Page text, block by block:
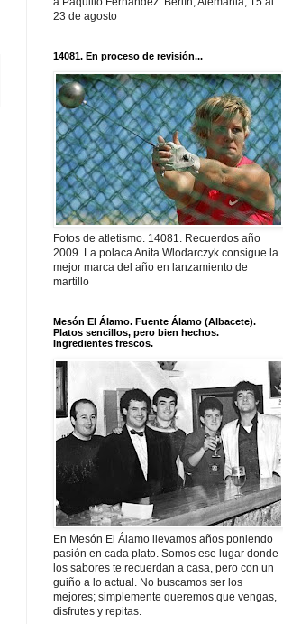
23 de agosto
14081. En proceso de revisión...
Fotos de atletismo. 14081. Recuerdos año
2009. La polaca Anita Wlodarczyk consigue la
mejor marca del año en lanzamiento de
martillo
Mesón El Álamo. Fuente Álamo (Albacete).
Platos sencillos, pero bien hechos.
Ingredientes frescos.
En Mesón El Álamo llevamos años poniendo
pasión en cada plato. Somos ese lugar donde
los sabores te recuerdan a casa, pero con un
guiño a lo actual. No buscamos ser los
mejores; simplemente queremos que vengas,
disfrutes y repitas.